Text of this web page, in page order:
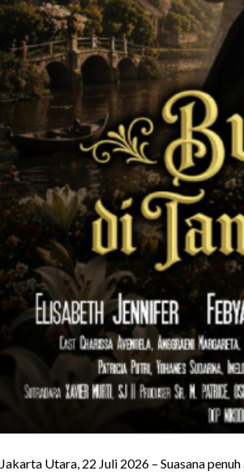
Jakarta Utara, 22 Juli 2026 – Suasana